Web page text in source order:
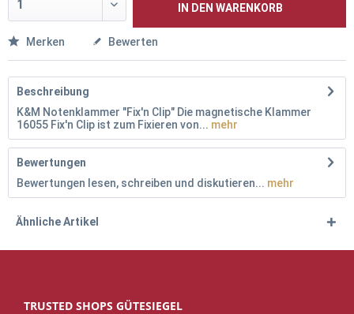
IN DEN WARENKORB
Merken Bewerten
Beschreibung
K&M Notenklammer "Fix'n Clip" Die magnetische Klammer
16055 Fix'n Clip ist zum Fixieren von... mehr
Bewertungen
Bewertungen lesen, schreiben und diskutieren... mehr
Ähnliche Artikel
TRUSTED SHOPS GÜTESIEGEL